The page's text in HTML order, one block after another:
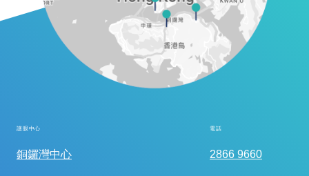
護眼中心 電話
銅鑼灣中心 2866 9660